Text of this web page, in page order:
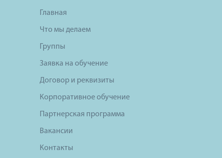
Главная
Что мы делаем
Группы
Заявка на обучение
Договор и реквизиты
Корпоративное обучение
Партнерская программа
Вакансии
Контакты